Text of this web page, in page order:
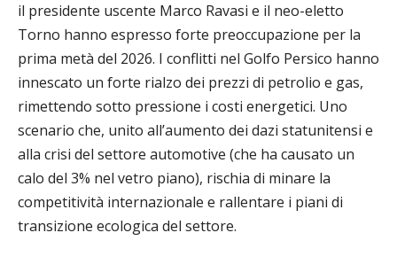
il presidente uscente Marco Ravasi e il neo-eletto
Torno hanno espresso forte preoccupazione per la
prima metà del 2026. I conflitti nel Golfo Persico hanno
innescato un forte rialzo dei prezzi di petrolio e gas,
rimettendo sotto pressione i costi energetici. Uno
scenario che, unito all’aumento dei dazi statunitensi e
alla crisi del settore automotive (che ha causato un
calo del 3% nel vetro piano), rischia di minare la
competitività internazionale e rallentare i piani di
transizione ecologica del settore.